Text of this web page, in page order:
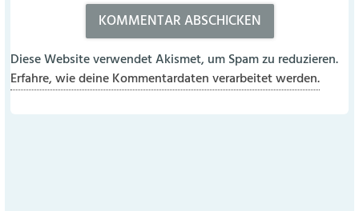
Diese Website verwendet Akismet, um Spam zu reduzieren.
Erfahre, wie deine Kommentardaten verarbeitet werden.